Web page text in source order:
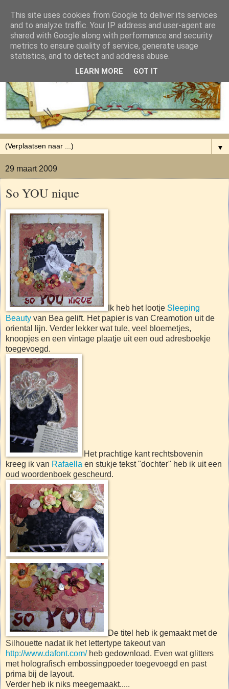
▼
29 maart 2009
So YOU nique
Ik heb het lootje Sleeping
Beauty van Bea gelift. Het papier is van Creamotion uit de
oriental lijn. Verder lekker wat tule, veel bloemetjes,
knoopjes en een vintage plaatje uit een oud adresboekje
toegevoegd.
Het prachtige kant rechtsbovenin
kreeg ik van Rafaella en stukje tekst "dochter" heb ik uit een
oud woordenboek gescheurd.
De titel heb ik gemaakt met de
Silhouette nadat ik het lettertype takeout van
http://www.dafont.com/heb gedownload. Even wat glitters
met holografisch embossingpoeder toegevoegd en past
prima bij de layout.
Verder heb ik niks meegemaakt.....
This site uses cookies from Google to deliver its services
and to analyze traffic. Your IP address and user-agent are
shared with Google along with performance and security
metrics to ensure quality of service, generate usage
statistics, and to detect and address abuse.
LEARN MORE GOT IT